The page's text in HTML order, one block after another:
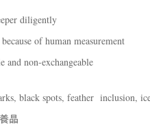
diligently
of human measurement
and non-exchangeable
black spots, feather inclusion,
晶